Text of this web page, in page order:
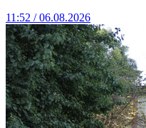
11:52 / 06.08.2026